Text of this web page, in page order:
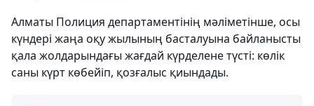
Алматы Полиция департаментінің мәліметінше, осы
күндері жаңа оқу жылының басталуына байланысты
қала жолдарындағы жағдай күрделене түсті: көлік
саны күрт көбейіп, қозғалыс қиындады.